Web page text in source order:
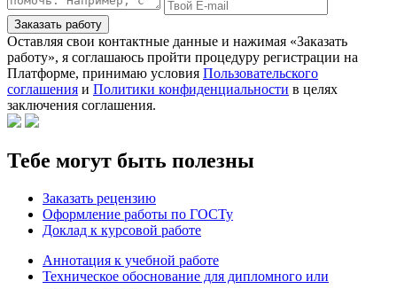
Заказать работу
Оставляя свои контактные данные и нажимая «Заказать
работу», я соглашаюсь пройти процедуру регистрации на
Платформе, принимаю условия Пользовательского
соглашения и Политики конфиденциальности в целях
заключения соглашения.
Тебе могут быть полезны
Заказать рецензию
Оформление работы по ГОСТу
Доклад к курсовой работе
Аннотация к учебной работе
Техническое обоснование для дипломного или